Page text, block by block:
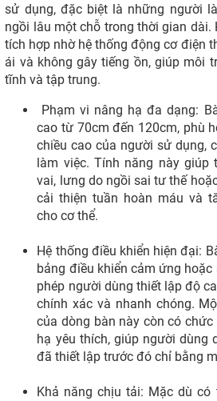
sử dụng, đặc biệt là những người
ngồi lâu một chỗ trong thời gian dài.
tích hợp nhờ hệ thống động cơ điện
ái và không gây tiếng ồn, giúp môi
tĩnh và tập trung.
Phạm vi nâng hạ đa dạng:
cao từ 70cm đến 120cm, phù
chiều cao của người sử dụng,
làm việc. Tính năng này
vai, lưng do ngồi sai tư thế
cải thiện tuần hoàn máu và
cho cơ thể.
Hệ thống điều khiển hiện đại:
bảng điều khiển cảm ứng
phép người dùng thiết lập độ
chính xác và nhanh chóng.
của dòng bàn này còn có
hạ yêu thích, giúp người dùng
đã thiết lập trước đó chỉ bằng
Khả năng chịu tải: Mặc dù có